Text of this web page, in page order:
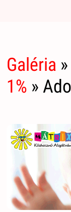
Galéria »
1% »